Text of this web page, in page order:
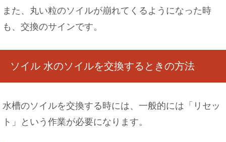
また、丸い粒のソイルが崩れてくるようになった時
も、交換のサインです。
ソイル 水のソイルを交換するときの方法
水槽のソイルを交換する時には、一般的には「リセッ
ト」という作業が必要になります。